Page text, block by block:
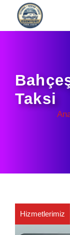
İçeriğe
Taksi
Hizmetlerimiz